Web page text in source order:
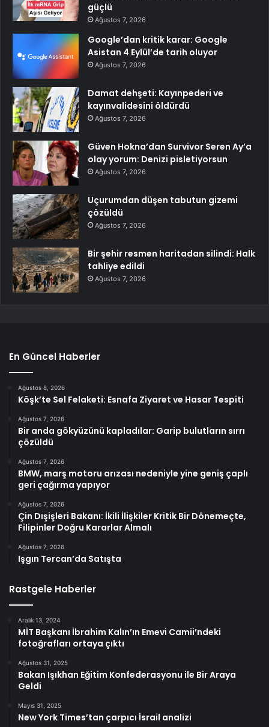
güçlü
Ağustos 7, 2026
Google’dan kritik karar: Google
Asistan 4 Eylül’de tarih oluyor
Ağustos 7, 2026
Damat dehşeti: Kayınpederi ve
kayınvalidesini öldürdü
Ağustos 7, 2026
Güven Hokna’dan Survivor Seren Ay’a
olay yorum: Denizi pisletiyorsun
Ağustos 7, 2026
Uçurumdan düşen tabutun gizemi
çözüldü
Ağustos 7, 2026
Bir şehir resmen haritadan silindi: Halk
tahliye edildi
Ağustos 7, 2026
En Güncel Haberler
Ağustos 8, 2026
Köşk’te Sel Felaketi: Esnafa Ziyaret ve Hasar Tespiti
Ağustos 7, 2026
Bir anda gökyüzünü kapladılar: Garip bulutların sırrı
çözüldü
Ağustos 7, 2026
BMW, marş motoru arızası nedeniyle yine geniş çaplı
geri çağırma yapıyor
Ağustos 7, 2026
Çin Dışişleri Bakanı: İkili İlişkiler Kritik Bir Dönemeçte,
Filipinler Doğru Kararlar Almalı
Ağustos 7, 2026
Işgın Tercan’da Satışta
Rastgele Haberler
Aralık 13, 2024
MİT Başkanı İbrahim Kalın’ın Emevi Camii’ndeki
fotoğrafları ortaya çıktı
Ağustos 31, 2025
Bakan Işıkhan Eğitim Konfederasyonu ile Bir Araya
Geldi
Mayıs 31, 2025
New York Times’tan çarpıcı İsrail analizi